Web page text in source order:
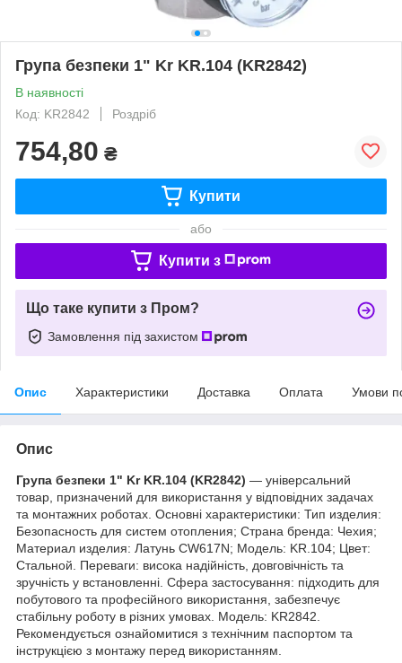
Група безпеки 1" Kr KR.104 (KR2842)
В наявності
Код: KR2842
Роздріб
754,80 ₴
Купити
або
Купити з
Що таке купити з Пром?
Замовлення під захистом
Опис Характеристики Доставка Оплата Умови
Опис
Група безпеки 1" Kr KR.104 (KR2842) — універсальний
товар, призначений для використання у відповідних задачах
та монтажних роботах. Основні характеристики: Тип изделия:
Безопасность для систем отопления; Страна бренда: Чехия;
Материал изделия: Латунь CW617N; Мoдель: KR.104; Цвет:
Стальной. Переваги: висока надійність, довговічність та
зручність у встановленні. Сфера застосування: підходить для
побутового та професійного використання, забезпечує
стабільну роботу в різних умовах. Модель: KR2842.
Рекомендується ознайомитися з технічним паспортом та
інструкцією з монтажу перед використанням.